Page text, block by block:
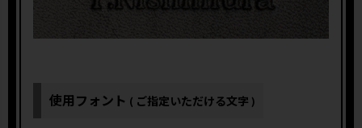
使用フォント ( ご指定いただける文字 )